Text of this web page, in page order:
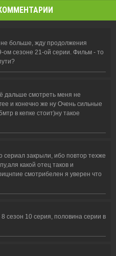
больше, жду продолжения
ом сезоне 21-ой серии. Фильм - то
дальше смотреть меня не
и конечно же ну Очень сильные
в кепке стоит)ну такое
сериал закрыли, ибо повтор техже
какой отец таков и
смотрибелен я уверен что
8 сезон 10 серия, половина серии в